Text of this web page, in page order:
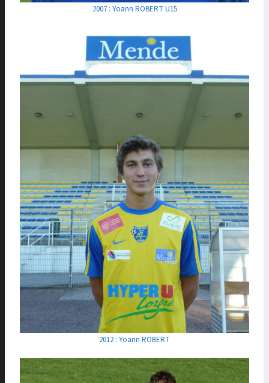
2007 : Yoann ROBERT U15
2012 : Yoann ROBERT